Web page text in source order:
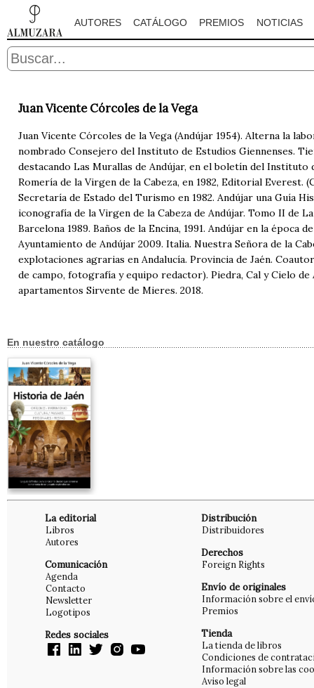
AUTORES CATÁLOGO PREMIOS NOTICIAS
Juan Vicente Córcoles de la Vega
Juan Vicente Córcoles de la Vega (Andújar 1954). Alterna la
nombrado Consejero del Instituto de Estudios Giennenses.
destacando Las Murallas de Andújar, en el boletín del Instituto
Romería de la Virgen de la Cabeza, en 1982, Editorial
Secretaría de Estado del Turismo en 1982. Andújar una Guía
iconografía de la Virgen de la Cabeza de Andújar. Tomo II de
Barcelona 1989. Baños de la Encina, 1991. Andújar en la
Ayuntamiento de Andújar 2009. Italia. Nuestra Señora de la
explotaciones agrarias en Andalucía. Provincia de Jaén.
de campo, fotografía y equipo redactor). Piedra, Cal y Cielo
apartamentos Sirvente de Mieres. 2018.
En nuestro catálogo
La editorial
Libros
Autores
Comunicación
Agenda
Contacto
Newsletter
Logotipos
Redes sociales
Distribución
Distribuidores
Derechos
Foreign Rights
Envío de originales
Información sobre el
Premios
Tienda
La tienda de libros
Condiciones de
Información sobre las
Aviso legal